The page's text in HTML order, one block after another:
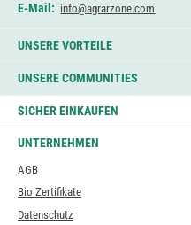
E-Mail: info@agrarzone.com
UNSERE VORTEILE
UNSERE COMMUNITIES
SICHER EINKAUFEN
UNTERNEHMEN
AGB
Bio Zertifikate
Datenschutz